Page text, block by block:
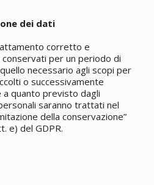
dei dati
corretto e
per un periodo di
necessario agli scopi per
o successivamente
quanto previsto dagli
saranno trattati nel
della conservazione”
e) del GDPR.